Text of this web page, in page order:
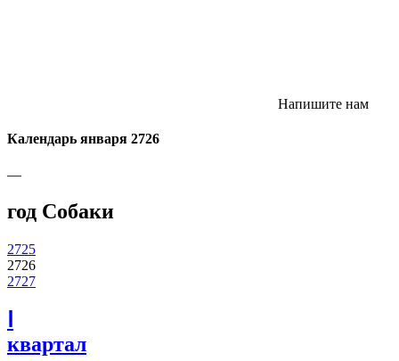
Напишите нам
Календарь января 2726
—
год Собаки
2725
2726
2727
квартал